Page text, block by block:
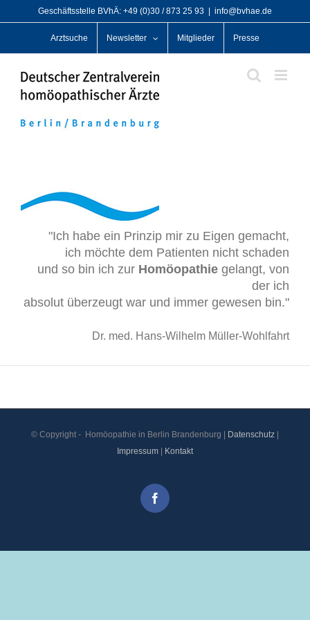
springen
Geschäftsstelle BVhÄ: +49 (0)30 / 873 25 93 info@bvhae.de
Arztsuche Newsletter Mitglieder Presse
"Ich habe ein Prinzip mir zu Eigen gemacht,
ich möchte dem Patienten nicht schaden
und so bin ich zur Homöopathie gelangt, von
der ich
absolut überzeugt war und immer gewesen bin."
Dr. med. Hans-Wilhelm Müller-Wohlfahrt
© Copyright - Homöopathie in Berlin Brandenburg | Datenschutz
Impressum
Kontakt
Facebook